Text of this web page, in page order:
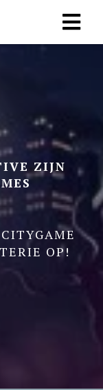
ZIJN
OP!